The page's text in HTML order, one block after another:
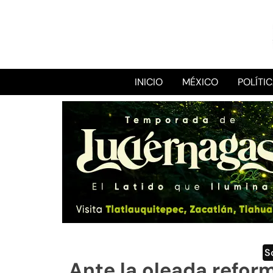
INICIO MÉXICO